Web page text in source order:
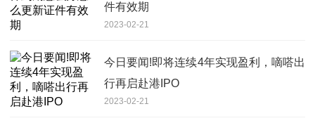
件有效期
2023-02-21
今日要闻!即将连续4年实现盈利，嘀嗒出
行再启赴港IPO
2023-02-21